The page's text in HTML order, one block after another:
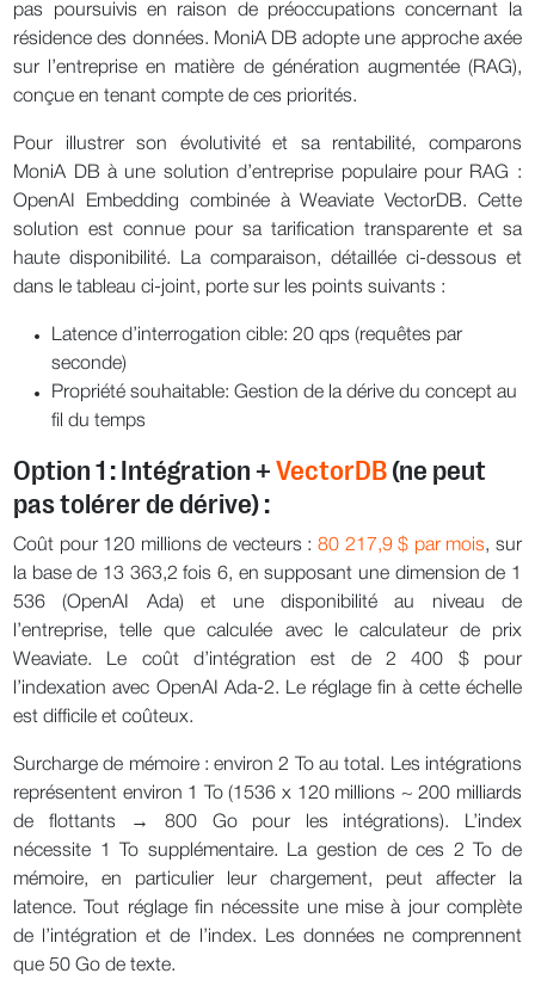
pas poursuivis en raison de préoccupations concernant la
résidence des données. MoniA DB adopte une approche axée
sur l’entreprise en matière de génération augmentée (RAG),
conçue en tenant compte de ces priorités.
Pour illustrer son évolutivité et sa rentabilité, comparons
MoniA DB à une solution d’entreprise populaire pour RAG :
OpenAI Embedding combinée à Weaviate VectorDB. Cette
solution est connue pour sa tarification transparente et sa
haute disponibilité. La comparaison, détaillée ci-dessous et
dans le tableau ci-joint, porte sur les points suivants :
Latence d’interrogation cible: 20 qps (requêtes par
seconde)
Propriété souhaitable: Gestion de la dérive du concept au
fil du temps
Option 1 : Intégration +VectorDB(ne peut
pas tolérer de dérive) :
Coût pour 120 millions de vecteurs :80 217,9 $ par mois, sur
la base de 13 363,2 fois 6, en supposant une dimension de 1
536 (OpenAI Ada) et une disponibilité au niveau de
l’entreprise, telle que calculée avec le calculateur de prix
Weaviate. Le coût d’intégration est de 2 400 $ pour
l’indexation avec OpenAI Ada-2. Le réglage fin à cette échelle
est difficile et coûteux.
Surcharge de mémoire : environ 2 To au total. Les intégrations
représentent environ 1 To (1536 x 120 millions ~ 200 milliards
de flottants → 800 Go pour les intégrations). L’index
nécessite 1 To supplémentaire. La gestion de ces 2 To de
mémoire, en particulier leur chargement, peut affecter la
latence. Tout réglage fin nécessite une mise à jour complète
de l’intégration et de l’index. Les données ne comprennent
que 50 Go de texte.